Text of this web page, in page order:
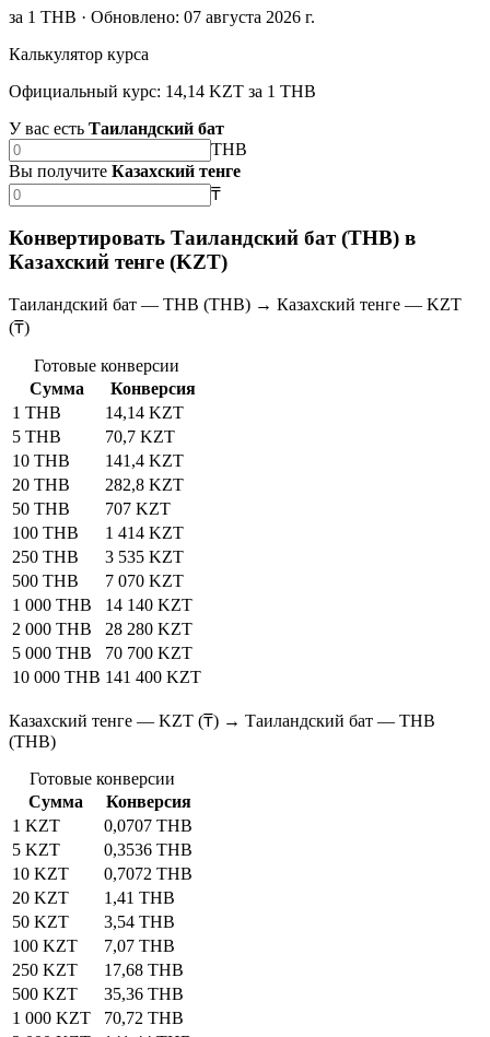
за 1 THB · Обновлено: 07 августа 2026 г.
Калькулятор курса
Официальный курс: 14,14 KZT за 1 THB
У вас есть Таиландский бат
THB
Вы получите Казахский тенге
₸
Конвертировать Таиландский бат (THB) в
Казахский тенге (KZT)
Таиландский бат — THB (THB) → Казахский тенге — KZT
(₸)
Готовые конверсии
Сумма
Конверсия
1 THB
14,14 KZT
5 THB
70,7 KZT
10 THB
141,4 KZT
20 THB
282,8 KZT
50 THB
707 KZT
100 THB
1 414 KZT
250 THB
3 535 KZT
500 THB
7 070 KZT
1 000 THB
14 140 KZT
2 000 THB
28 280 KZT
5 000 THB
70 700 KZT
10 000 THB 141 400 KZT
Казахский тенге — KZT (₸) → Таиландский бат — THB
(THB)
Готовые конверсии
Сумма
Конверсия
1 KZT
0,0707 THB
5 KZT
0,3536 THB
10 KZT
0,7072 THB
20 KZT
1,41 THB
50 KZT
3,54 THB
100 KZT
7,07 THB
250 KZT
17,68 THB
500 KZT
35,36 THB
1 000 KZT
70,72 THB